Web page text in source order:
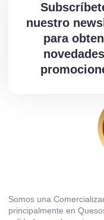
nuestro
para
Somos una
principalmente en